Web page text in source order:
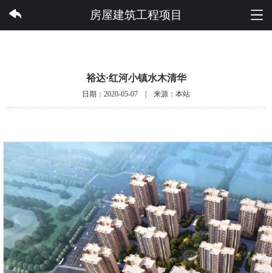
云开集团有限公司
房屋建筑工程项目
裕达·红河小镇水木清华
日期：2020-05-07 | 来源：本站